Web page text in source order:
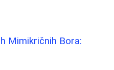
Mimikričnih Bora: